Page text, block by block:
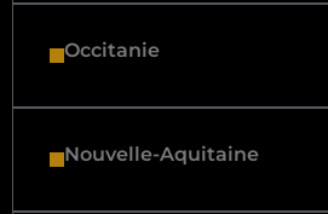
Occitanie
Nouvelle-Aquitaine